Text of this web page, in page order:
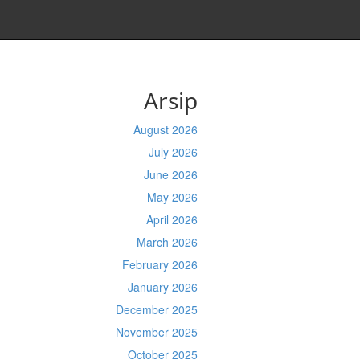
Arsip
August 2026
July 2026
June 2026
May 2026
April 2026
March 2026
February 2026
January 2026
December 2025
November 2025
October 2025